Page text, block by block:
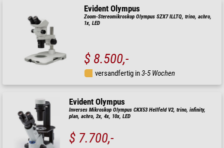
Evident Olympus
Zoom-Stereomikroskop Olympus SZX7 ILLTQ, trino, achro,
1x, LED
$ 8.500,-
versandfertig in3-5 Wochen
Evident Olympus
Inverses Mikroskop Olympus CKX53 Hellfeld V2, trino, infinity,
plan, achro, 2x, 4x, 10x, LED
$ 7.700,-